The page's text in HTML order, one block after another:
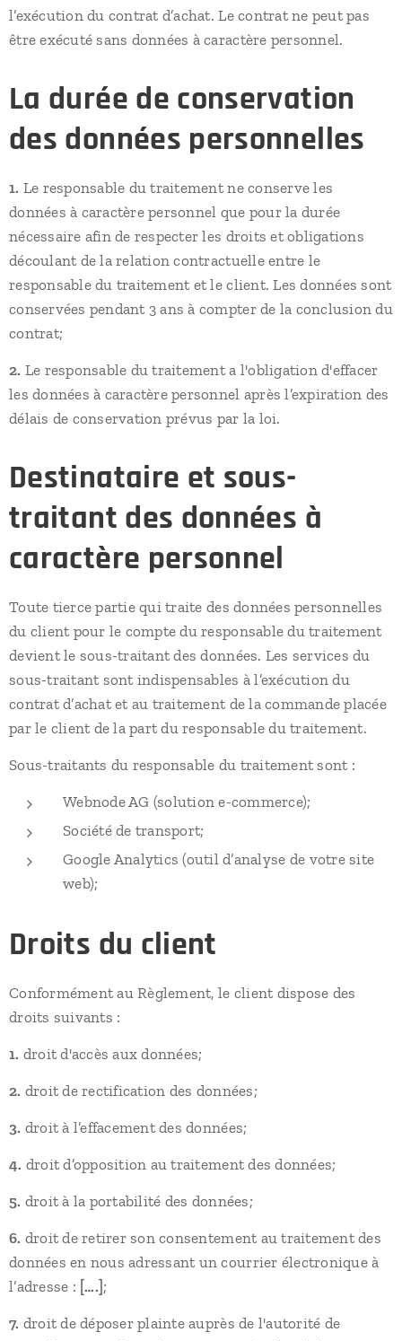
l’exécution du contrat d’achat. Le contrat ne peut pas
être exécuté sans données à caractère personnel.
La durée de conservation
des données personnelles
1. Le responsable du traitement ne conserve les
données à caractère personnel que pour la durée
nécessaire afin de respecter les droits et obligations
découlant de la relation contractuelle entre le
responsable du traitement et le client. Les données sont
conservées pendant 3 ans à compter de la conclusion du
contrat;
2. Le responsable du traitement a l'obligation d'effacer
les données à caractère personnel après l’expiration des
délais de conservation prévus par la loi.
Destinataire et sous-
traitant des données à
caractère personnel
Toute tierce partie qui traite des données personnelles
du client pour le compte du responsable du traitement
devient le sous-traitant des données. Les services du
sous-traitant sont indispensables à l’exécution du
contrat d’achat et au traitement de la commande placée
par le client de la part du responsable du traitement.
Sous-traitants du responsable du traitement sont :
Webnode AG (solution e-commerce);
Société de transport;
Google Analytics (outil d’analyse de votre site
web);
Droits du client
Conformément au Règlement, le client dispose des
droits suivants :
1. droit d'accès aux données;
2. droit de rectification des données;
3. droit à l’effacement des données;
4. droit d’opposition au traitement des données;
5. droit à la portabilité des données;
6. droit de retirer son consentement au traitement des
données en nous adressant un courrier électronique à
l’adresse : [….] ;
7. droit de déposer plainte auprès de l'autorité de